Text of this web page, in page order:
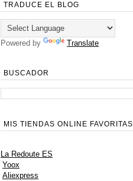
TRADUCE EL BLOG
Powered by Translate
BUSCADOR
MIS TIENDAS ONLINE FAVORITAS
La Redoute ES
Yoox
Aliexpress